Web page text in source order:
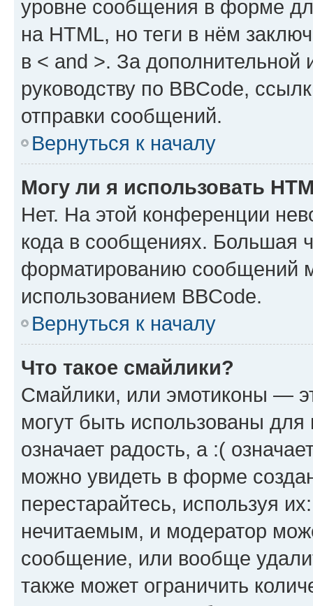
уровне сообщения в форме
на HTML, но теги в нём
в < and >. За
руководству по BBCode,
отправки сообщений.
Вернуться к началу
Могу ли я использовать
Нет. На этой конференции
кода в сообщениях. Большая
форматированию сообщений
использованием BBCode.
Вернуться к началу
Что такое смайлики?
Смайлики, или эмотиконы —
могут быть использованы
означает радость, а :(
можно увидеть в форме
перестарайтесь, используя
нечитаемым, и модератор
сообщение, или вообще
также может ограничить